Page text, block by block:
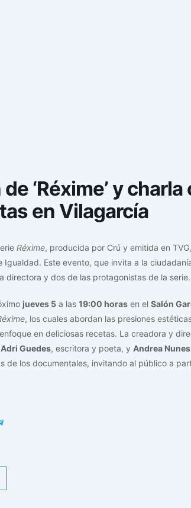
‘Réxime’ y
en Vilagarcía
Réxime, producida por Crú y emitida en
Igualdad. Este evento, que invita a la
directora y dos de las protagonistas de la serie.
jueves 5 a las 19:00 horas en el Salón
, los cuales abordan las presiones
en deliciosas recetas. La creadora y
Adri Guedes, escritora y poeta, y Andrea Nunes
de los documentales, invitando al público a